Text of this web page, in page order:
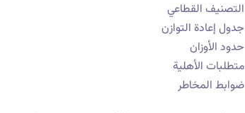
التصنيف القطاعي
جدول إعادة التوازن
حدود الأوزان
متطلبات الأهلية
ضوابط المخاطر